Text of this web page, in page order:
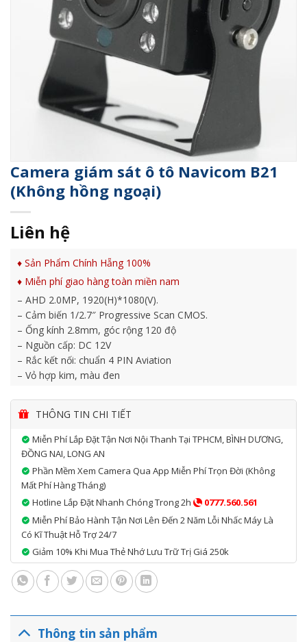
Camera giám sát ô tô Navicom B21
(Không hồng ngoại)
Liên hệ
♦ Sản Phẩm Chính Hẵng 100%
♦ Miễn phí giao hàng toàn miền nam
– AHD 2.0MP, 1920(H)*1080(V).
– Cảm biến 1/2.7″ Progressive Scan CMOS.
– Ống kính 2.8mm, góc rộng 120 độ
– Nguồn cấp: DC 12V
– Rắc kết nối: chuẩn 4 PIN Aviation
– Vỏ hợp kim, màu đen
– Kích thước: 53mm*37mm*59mm
– Cân nặng: 0.27kg
– Dải nhiệt hoạt động -40oC – 90oC
THÔNG TIN CHI TIẾT
Miễn Phí Lắp Đặt Tận Nơi Nội Thanh Tại TPHCM, BÌNH DƯƠNG,
ĐỒNG NAI, LONG AN
Phần Mềm Xem Camera Qua App Miễn Phí Trọn Đời (không
Mất Phí Hàng Tháng)
Hotline Lắp Đặt Nhanh Chóng Trong 2h
0777.560.561
Miễn Phí Bảo Hành Tận Nơi Lên Đến 2 Năm Lỗi Nhấc Máy Là
Có Kĩ Thuật Hỗ Trợ 24/7
Giảm 10% Khi Mua Thẻ Nhớ Lưu Trữ Trị Giá 250k
Thông tin sản phẩm